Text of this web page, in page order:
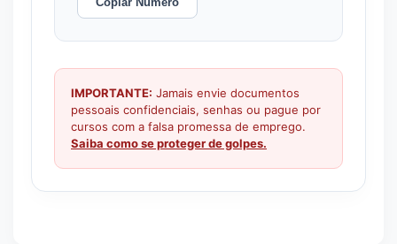
IMPORTANTE: Jamais envie documentos
pessoais confidenciais, senhas ou pague por
cursos com a falsa promessa de emprego.
Saiba como se proteger de golpes.